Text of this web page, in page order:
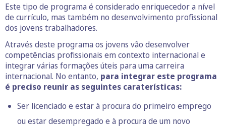
Este tipo de programa é considerado enriquecedor a nível
de currículo, mas também no desenvolvimento profissional
dos jovens trabalhadores.
Através deste programa os jovens vão desenvolver
competências profissionais em contexto internacional e
integrar várias formações úteis para uma carreira
internacional. No entanto, para integrar este programa
é preciso reunir as seguintes caraterísticas:
Ser licenciado e estar à procura do primeiro emprego
ou estar desempregado e à procura de um novo